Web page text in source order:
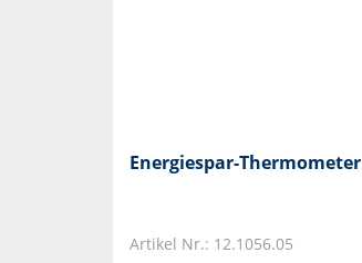
Energiespar-Thermometer
Artikel Nr.: 12.1056.05